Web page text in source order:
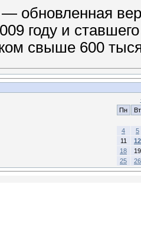
— обновленная
году и
свыше 600
Пн
Вт
4
5
11
12
18
19
25
26